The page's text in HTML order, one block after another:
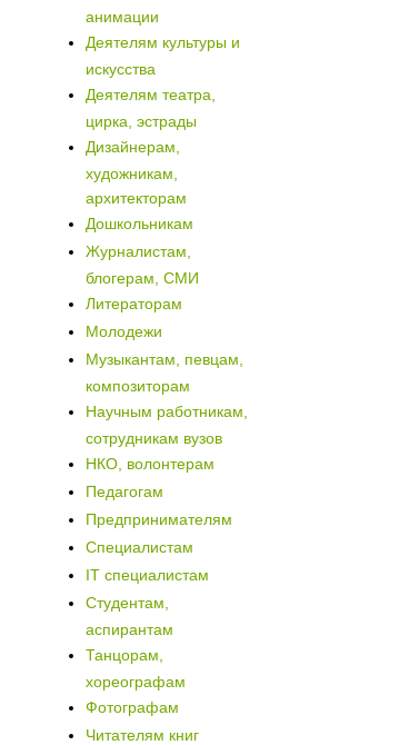
анимации
Деятелям культуры и
искусства
Деятелям театра,
цирка, эстрады
Дизайнерам,
художникам,
архитекторам
Дошкольникам
Журналистам,
блогерам, СМИ
Литераторам
Молодежи
Музыкантам, певцам,
композиторам
Научным работникам,
сотрудникам вузов
НКО, волонтерам
Педагогам
Предпринимателям
Специалистам
IT специалистам
Студентам,
аспирантам
Танцорам,
хореографам
Фотографам
Читателям книг